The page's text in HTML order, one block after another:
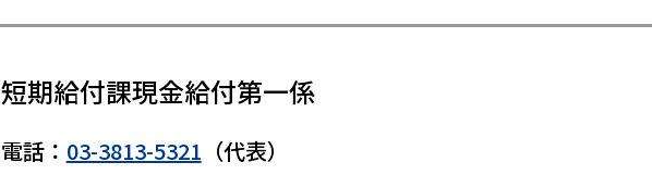
短期給付課現金給付第一係
電話： 03-3813-5321 （代表）